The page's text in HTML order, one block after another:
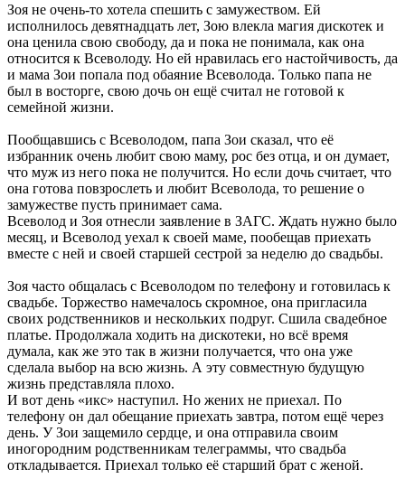
Зоя не очень-то хотела спешить с замужеством. Ей
исполнилось девятнадцать лет, Зою влекла магия дискотек и
она ценила свою свободу, да и пока не понимала, как она
относится к Всеволоду. Но ей нравилась его настойчивость, да
и мама Зои попала под обаяние Всеволода. Только папа не
был в восторге, свою дочь он ещё считал не готовой к
семейной жизни.
Пообщавшись с Всеволодом, папа Зои сказал, что её
избранник очень любит свою маму, рос без отца, и он думает,
что муж из него пока не получится. Но если дочь считает, что
она готова повзрослеть и любит Всеволода, то решение о
замужестве пусть принимает сама.
Всеволод и Зоя отнесли заявление в ЗАГС. Ждать нужно было
месяц, и Всеволод уехал к своей маме, пообещав приехать
вместе с ней и своей старшей сестрой за неделю до свадьбы.
Зоя часто общалась с Всеволодом по телефону и готовилась к
свадьбе. Торжество намечалось скромное, она пригласила
своих родственников и нескольких подруг. Сшила свадебное
платье. Продолжала ходить на дискотеки, но всё время
думала, как же это так в жизни получается, что она уже
сделала выбор на всю жизнь. А эту совместную будущую
жизнь представляла плохо.
И вот день «икс» наступил. Но жених не приехал. По
телефону он дал обещание приехать завтра, потом ещё через
день. У Зои защемило сердце, и она отправила своим
иногородним родственникам телеграммы, что свадьба
откладывается. Приехал только её старший брат с женой.